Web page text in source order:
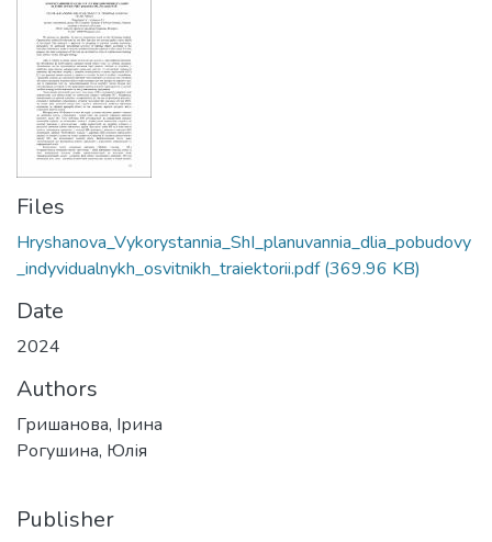
Files
Hryshanova_Vykorystannia_ShI_planuvannia_dlia_pobudovy
_indyvidualnykh_osvitnikh_traiektorii.pdf(369.96 KB)
Date
2024
Authors
Гришанова, Ірина
Рогушина, Юлія
Publisher